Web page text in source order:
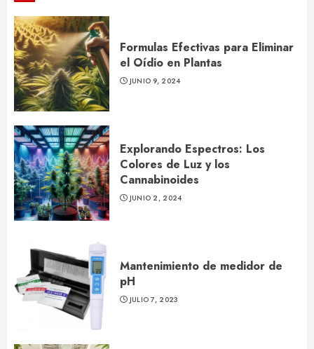
Formulas Efectivas para Eliminar
el Oídio en Plantas
JUNIO 9, 2024
Explorando Espectros: Los
Colores de Luz y los
Cannabinoides
JUNIO 2, 2024
Mantenimiento de medidor de
pH
JULIO 7, 2023